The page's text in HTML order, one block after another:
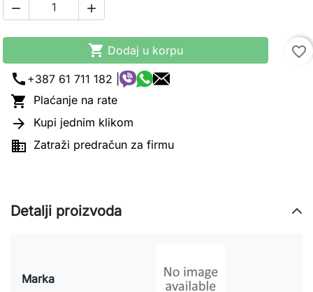
 
 Dodaj u korpu
favorite_border
call +387 61 711 182 |
 Plaćanje na rate
 Kupi jednim klikom
 Zatraži predračun za firmu
Detalji proizvoda
Marka